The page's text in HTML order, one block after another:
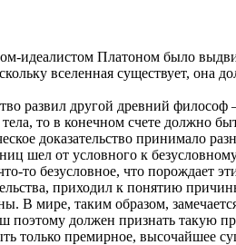
идеалистом Платоном было
вселенная существует,
развил другой древний
то в конечном счете должно
доказательство принимало
шел от условного к
то безусловное, что порождает
приходил к понятию
В мире, таким образом,
поэтому должен признать такую
только премирное, высочайшее